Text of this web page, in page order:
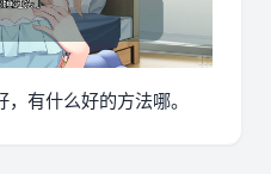
有什么好的方法哪。